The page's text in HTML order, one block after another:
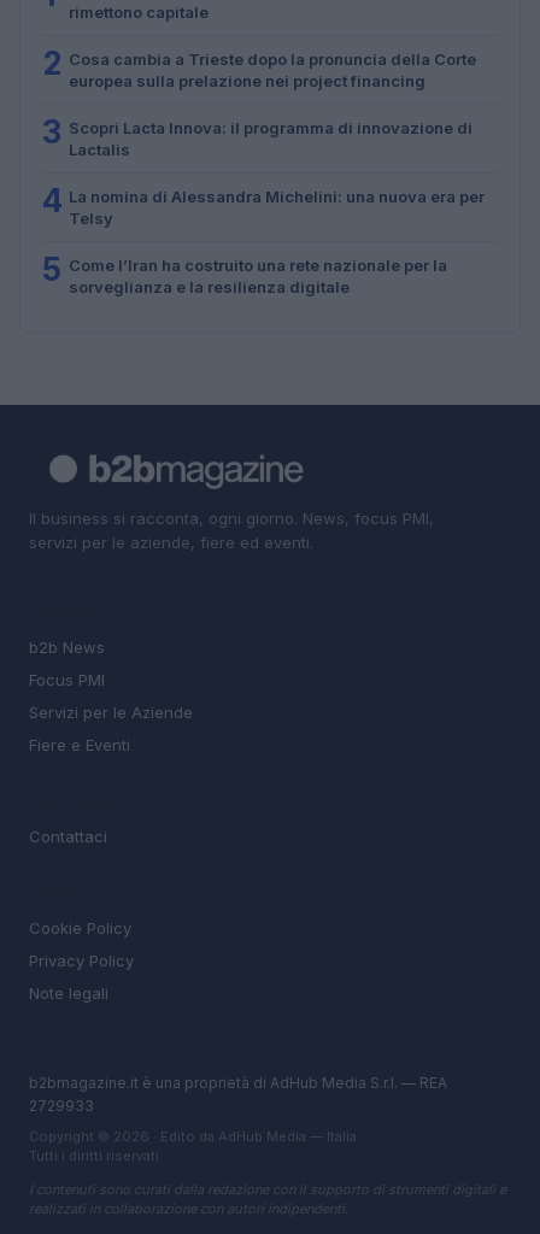
rimettono capitale
2 Cosa cambia a Trieste dopo la pronuncia della Corte
europea sulla prelazione nei project financing
3 Scopri Lacta Innova: il programma di innovazione di
Lactalis
4 La nomina di Alessandra Michelini: una nuova era per
Telsy
5 Come l’Iran ha costruito una rete nazionale per la
sorveglianza e la resilienza digitale
Il business si racconta, ogni giorno. News, focus PMI,
servizi per le aziende, fiere ed eventi.
b2b News
Focus PMI
Servizi per le Aziende
Fiere e Eventi
Contattaci
Cookie Policy
Privacy Policy
Note legali
b2bmagazine.it è una proprietà di AdHub Media S.r.l. — REA
2729933
Copyright © 2026 · Edito da AdHub Media — Italia
Tutti i diritti riservati
I contenuti sono curati dalla redazione con il supporto di strumenti digitali e
realizzati in collaborazione con autori indipendenti.